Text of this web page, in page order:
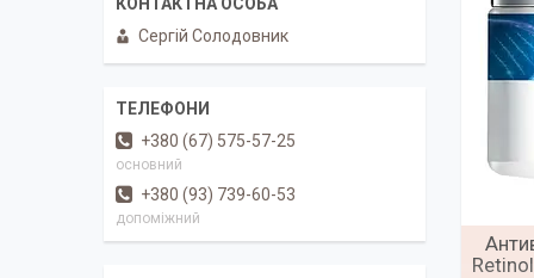
Сергiй Солодовник
+380 (67) 575-57-25
основний
+380 (93) 739-60-53
допомiжний